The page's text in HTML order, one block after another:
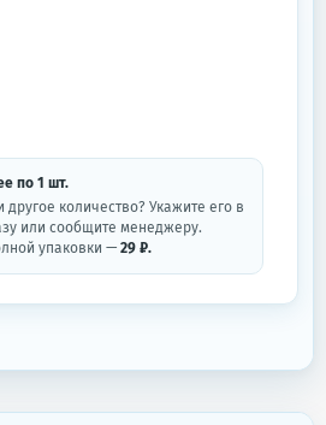
по 1 шт.
количество? Укажите его в
или сообщите менеджеру.
упаковки — 29 ₽.